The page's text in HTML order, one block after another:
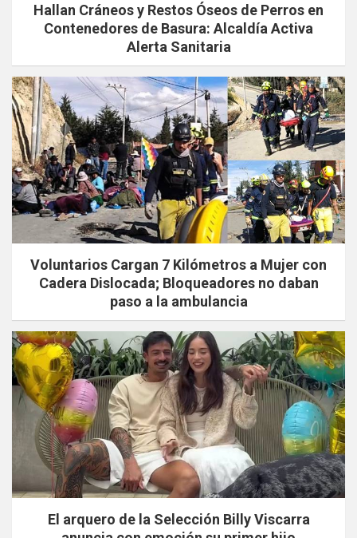
Hallan Cráneos y Restos Óseos de Perros en
Contenedores de Basura: Alcaldía Activa
Alerta Sanitaria
Voluntarios Cargan 7 Kilómetros a Mujer con
Cadera Dislocada; Bloqueadores no daban
paso a la ambulancia
El arquero de la Selección Billy Viscarra